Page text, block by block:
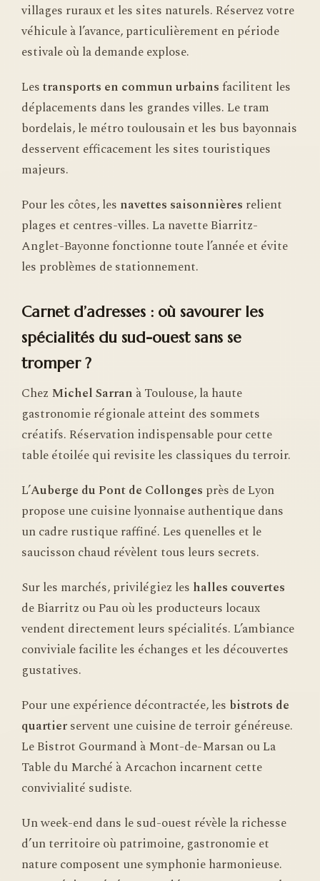
villages ruraux et les sites naturels. Réservez votre
véhicule à l’avance, particulièrement en période
estivale où la demande explose.
Lestransports en commun urbainsfacilitent les
déplacements dans les grandes villes. Le tram
bordelais, le métro toulousain et les bus bayonnais
desservent efficacement les sites touristiques
majeurs.
Pour les côtes, les navettes saisonnières relient
plages et centres-villes. La navette Biarritz-
Anglet-Bayonne fonctionne toute l’année et évite
les problèmes de stationnement.
Carnet d’adresses : où savourer les
spécialités du sud-ouest sans se
tromper ?
Chez Michel Sarran à Toulouse, la haute
gastronomie régionale atteint des sommets
créatifs. Réservation indispensable pour cette
table étoilée qui revisite les classiques du terroir.
L’Auberge du Pont de Collonges près de Lyon
propose une cuisine lyonnaise authentique dans
un cadre rustique raffiné. Les quenelles et le
saucisson chaud révèlent tous leurs secrets.
Sur les marchés, privilégiez les halles couvertes
de Biarritz ou Pau où les producteurs locaux
vendent directement leurs spécialités. L’ambiance
conviviale facilite les échanges et les découvertes
gustatives.
Pour une expérience décontractée, les bistrots de
quartierservent une cuisine de terroir généreuse.
Le Bistrot Gourmand à Mont-de-Marsan ou La
Table du Marché à Arcachon incarnent cette
convivialité sudiste.
Un week-end dans le sud-ouest révèle la richesse
d’un territoire où patrimoine, gastronomie et
nature composent une symphonie harmonieuse.